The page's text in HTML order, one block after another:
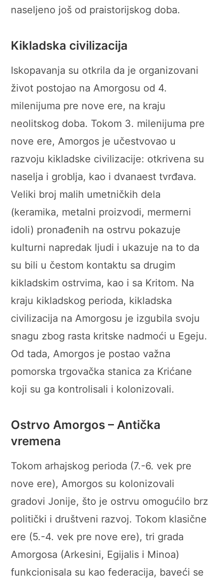
naseljeno još od praistorijskog doba.
Kikladska civilizacija
Iskopavanja su otkrila da je organizovani
život postojao na Amorgosu od 4.
milenijuma pre nove ere, na kraju
neolitskog doba. Tokom 3. milenijuma pre
nove ere, Amorgos je učestvovao u
razvoju kikladske civilizacije: otkrivena su
naselja i groblja, kao i dvanaest tvrđava.
Veliki broj malih umetničkih dela
(keramika, metalni proizvodi, mermerni
idoli) pronađenih na ostrvu pokazuje
kulturni napredak ljudi i ukazuje na to da
su bili u čestom kontaktu sa drugim
kikladskim ostrvima, kao i sa Kritom. Na
kraju kikladskog perioda, kikladska
civilizacija na Amorgosu je izgubila svoju
snagu zbog rasta kritske nadmoći u Egeju.
Od tada, Amorgos je postao važna
pomorska trgovačka stanica za Krićane
koji su ga kontrolisali i kolonizovali.
Ostrvo Amorgos – Antička
vremena
Tokom arhajskog perioda (7.-6. vek pre
nove ere), Amorgos su kolonizovali
gradovi Jonije, što je ostrvu omogućilo brz
politički i društveni razvoj. Tokom klasične
ere (5.-4. vek pre nove ere), tri grada
Amorgosa (Arkesini, Egijalis i Minoa)
funkcionisala su kao federacija, baveći se